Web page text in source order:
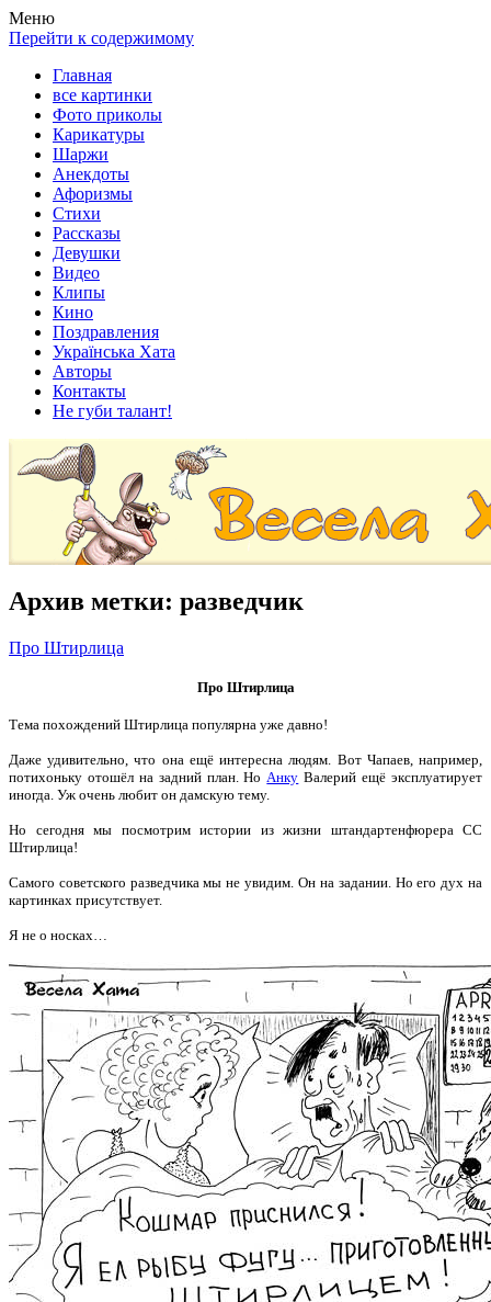
Весела хата — прикольные картинки, смешные истории,
клипы!
Покажем всем ваши фото приколы, карикатуры, шаржи, стихи,
рассказы, видео и песни!
Меню
Перейти к содержимому
Главная
все картинки
Фото приколы
Карикатуры
Шаржи
Анекдоты
Афоризмы
Стихи
Рассказы
Девушки
Видео
Клипы
Кино
Поздравления
Українська Хата
Авторы
Контакты
Не губи талант!
Архив метки: разведчик
Про Штирлица
Про Штирлица
Тема похождений Штирлица популярна уже давно!
Даже удивительно, что она ещё интересна людям. Вот Чапаев, например,
потихоньку отошёл на задний план. НоАнку Валерий ещё эксплуатирует
иногда. Уж очень любит он дамскую тему.
Но сегодня мы посмотрим истории из жизни штандартенфюрера СС
Штирлица!
Самого советского разведчика мы не увидим. Он на задании. Но его дух на
картинках присутствует.
Я не о носках…